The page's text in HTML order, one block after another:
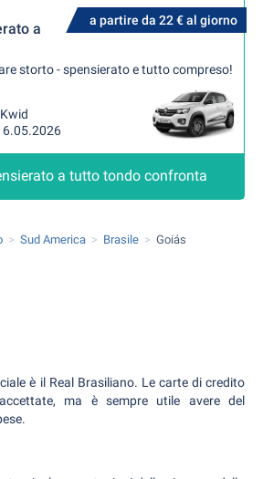
a partire da 22 € al giorno
a
storto - spensierato e tutto compreso!
a tutto tondo confronta
Sud America Brasile Goiás
è il Real Brasiliano. Le carte di credito
ma è sempre utile avere del